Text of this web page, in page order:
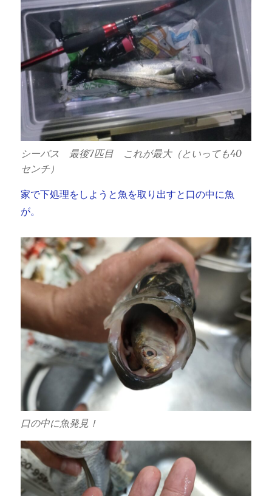
シーバス 最後7匹目 これが最大（といっても40
センチ）
家で下処理をしようと魚を取り出すと口の中に魚
が。
口の中に魚発見！